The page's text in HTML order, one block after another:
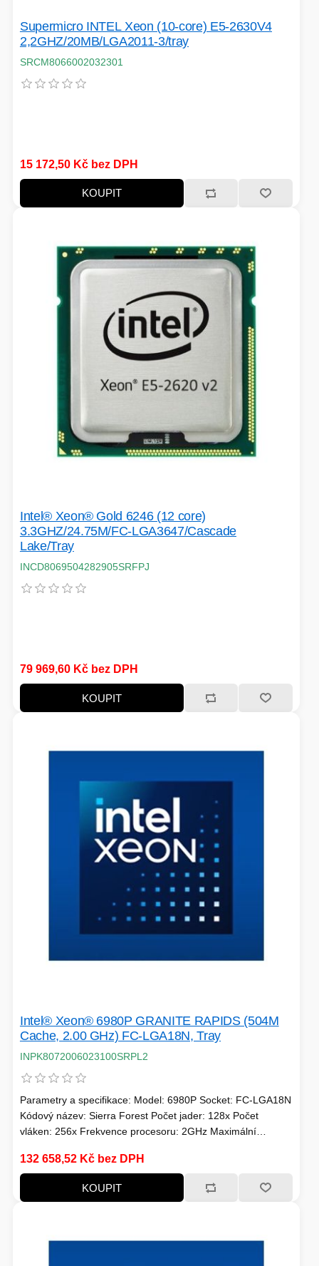
Supermicro INTEL Xeon (10-core) E5-2630V4
2,2GHZ/20MB/LGA2011-3/tray
SRCM8066002032301
15 172,50 Kč bez DPH
KOUPIT
Intel® Xeon® Gold 6246 (12 core)
3.3GHZ/24.75M/FC-LGA3647/Cascade
Lake/Tray
INCD8069504282905SRFPJ
79 969,60 Kč bez DPH
KOUPIT
Intel® Xeon® 6980P GRANITE RAPIDS (504M
Cache, 2.00 GHz) FC-LGA18N, Tray
INPK8072006023100SRPL2
Parametry a specifikace: Model: 6980P Socket: FC-LGA18N
Kódový název: Sierra Forest Počet jader: 128x Počet
vláken: 256x Frekvence procesoru: 2GHz Maximální
Podporovaný typ paměti: Up to DDR5 6400 MT/s 1DPC
Maximální velikost paměti: 3 TB Počet kanálů: 12 PCI
Express linek: 96
132 658,52 Kč bez DPH
KOUPIT